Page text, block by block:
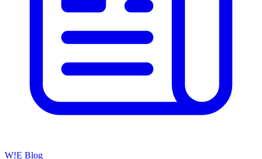
W!E Blog